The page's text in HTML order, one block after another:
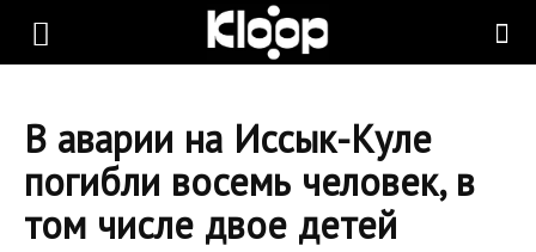
KLOOP.KG
Новости
В аварии на Иссык-Куле
погибли восемь человек, в
том числе двое детей